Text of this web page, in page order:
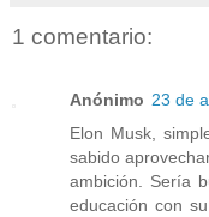
1 comentario:
Anónimo 23 de
Elon Musk,
sabido
ambición. Sería
educación con